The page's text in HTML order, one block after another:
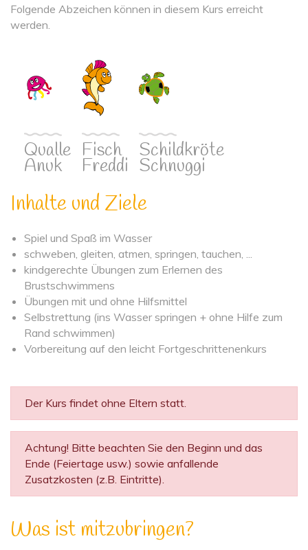
Folgende Abzeichen können in diesem Kurs erreicht
werden.
Qualle
Anuk
Fisch
Freddi
Schildkröte
Schnuggi
Inhalte und Ziele
Spiel und Spaß im Wasser
schweben, gleiten, atmen, springen, tauchen, ...
kindgerechte Übungen zum Erlernen des
Brustschwimmens
Übungen mit und ohne Hilfsmittel
Selbstrettung (ins Wasser springen + ohne Hilfe zum
Rand schwimmen)
Vorbereitung auf den leicht Fortgeschrittenenkurs
Der Kurs findet ohne Eltern statt.
Achtung! Bitte beachten Sie den Beginn und das
Ende (Feiertage usw.) sowie anfallende
Zusatzkosten (z.B. Eintritte).
Was ist mitzubringen?